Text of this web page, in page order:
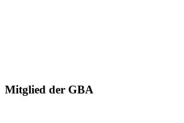
Mitglied der GBA